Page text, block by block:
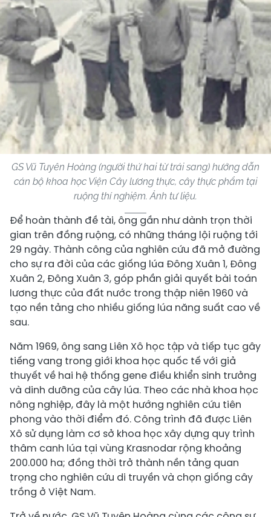
GS Vũ Tuyên Hoàng (người thứ hai từ trái sang) hướng dẫn
cán bộ khoa học Viện Cây lương thực, cây thực phẩm tại
ruộng thí nghiệm. Ảnh tư liệu.
Để hoàn thành đề tài, ông gần như dành trọn thời
gian trên đồng ruộng, có những tháng lội ruộng tới
29 ngày. Thành công của nghiên cứu đã mở đường
cho sự ra đời của các giống lúa Đông Xuân 1, Đông
Xuân 2, Đông Xuân 3, góp phần giải quyết bài toán
lương thực của đất nước trong thập niên 1960 và
tạo nền tảng cho nhiều giống lúa năng suất cao về
sau.
Năm 1969, ông sang Liên Xô học tập và tiếp tục gây
tiếng vang trong giới khoa học quốc tế với giả
thuyết về hai hệ thống gene điều khiển sinh trưởng
và dinh dưỡng của cây lúa. Theo các nhà khoa học
nông nghiệp, đây là một hướng nghiên cứu tiên
phong vào thời điểm đó. Công trình đã được Liên
Xô sử dụng làm cơ sở khoa học xây dựng quy trình
thâm canh lúa tại vùng Krasnodar rộng khoảng
200.000 ha; đồng thời trở thành nền tảng quan
trọng cho nghiên cứu di truyền và chọn giống cây
trồng ở Việt Nam.